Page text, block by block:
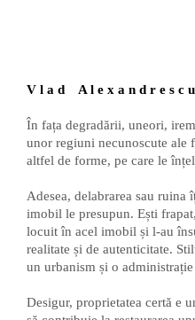
V l a d A l e x a n d r e s c u
În fața degradării, uneori,
unor regiuni necunoscute ale
altfel de forme, pe care le
Adesea, delabrarea sau
imobil le presupun. Ești
locuit în acel imobil și l-au
realitate și de autenticitate.
un urbanism și o
Desigur, proprietatea certă e